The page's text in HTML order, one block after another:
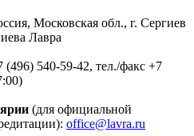
Московская обл., г. Сергиев
Лавра
(496) 540-59-42, тел./факс +7
(для официальной
office@lavra.ru